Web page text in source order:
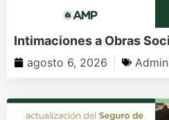
Intimaciones a Obras
agosto 6, 2026